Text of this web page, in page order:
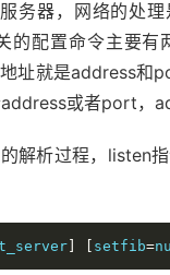
务器，网络的处
的配置命令主要
址就是address和
或者port，
解析过程，listen
setfib=